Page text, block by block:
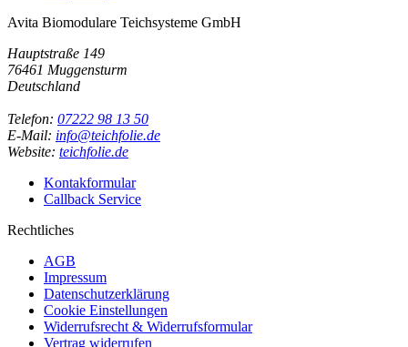
Avita Biomodulare Teichsysteme GmbH
Hauptstraße 149
76461 Muggensturm
Deutschland
Telefon: 07222 98 13 50
E-Mail: info@teichfolie.de
Website: teichfolie.de
Kontakformular
Callback Service
Rechtliches
AGB
Impressum
Datenschutzerklärung
Cookie Einstellungen
Widerrufsrecht & Widerrufsformular
Vertrag widerrufen